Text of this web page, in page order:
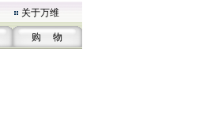
关于万维
购 物